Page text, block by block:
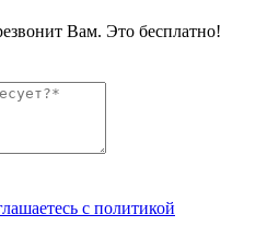
Вам. Это бесплатно!
с политикой